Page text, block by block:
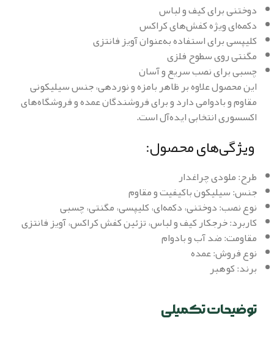
دوختنی برای کیف و لباس
دکمه‌ای ویژه کفش‌های کراکس
کلیپسی برای استفاده به‌عنوان آویز فانتزی
مگنتی روی سطوح فلزی
چسبی برای نصب سریع و آسان
این محصول علاوه بر ظاهر بامزه و نوردهی، جنس سیلیکونی
مقاوم و بادوامی دارد و برای فروشندگان عمده و فروشگاه‌های
اکسسوری انتخابی ایده‌آل است.
ویژگی‌های محصول:
طرح: ملودی چراغدار
جنس: سیلیکون باکیفیت و مقاوم
نوع نصب: دوختنی، دکمه‌ای، کلیپسی، مگنتی، چسبی
کاربرد: خرجکار کیف و لباس، تزئین کفش کراکس، آویز فانتزی
مقاومت: ضد آب و بادوام
نوع فروش: عمده
برند: کوهبر
توضیحات تکمیلی